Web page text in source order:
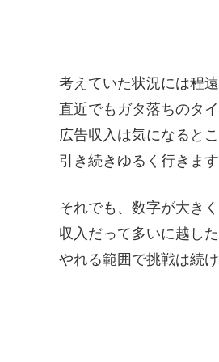
考えていた状況には程
直近でもガタ落ちのタ
広告収入は気になると
引き続きゆるく行きます
それでも、数字が大き
収入だって多いに越し
やれる範囲で挑戦は続け